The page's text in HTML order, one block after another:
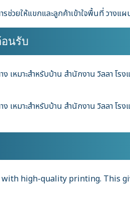
รช่วยให้แขกและลูกค้าเข้าใจพื้นที่ วา
นรับ
เหมาะสำหรับบ้าน สำนักงาน วิลลา
เหมาะสำหรับบ้าน สำนักงาน วิลลา
high-quality printing. This